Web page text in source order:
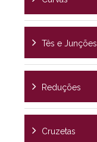
Tês e Junções
Reduções
Cruzetas